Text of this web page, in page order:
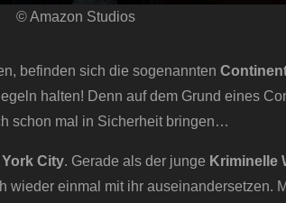
© Amazon Studios
befinden sich die sogenannten
halten! Denn auf dem Grund eines
schon mal in Sicherheit bringen…
York City. Gerade als der junge Kriminelle
wieder einmal mit ihr auseinandersetzen.